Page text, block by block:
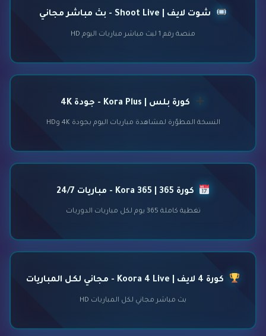
شوت لايف | Shoot Live - بث مباشر مجاني
منصة رقم 1 لبث مباشر مباريات اليوم HD
كورة بلس | Kora Plus - جودة 4K
النسخة المطوّرة لمشاهدة مباريات اليوم بجودة 4K وHD
كورة 365 | Kora 365 - مباريات 24/7
تغطية كاملة 365 يوم لكل مباريات الدوريات
كورة 4 لايف | Koora 4 Live - مجاني لكل المباريات
بث مباشر مجاني لكل المباريات HD